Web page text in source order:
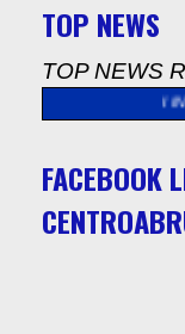
TOP NEWS
TOP NEWS
INDICA LA VIA. LA
FACEBOOK